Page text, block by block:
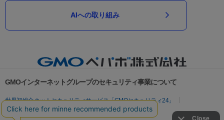
AIへの取り組み
GMOインターネットグループのセキュリティ事業について
世界初総合ネットセキュリティサービス「GMOセキュリティ24」
パスワード漏洩診断
Webサイトリスク診断